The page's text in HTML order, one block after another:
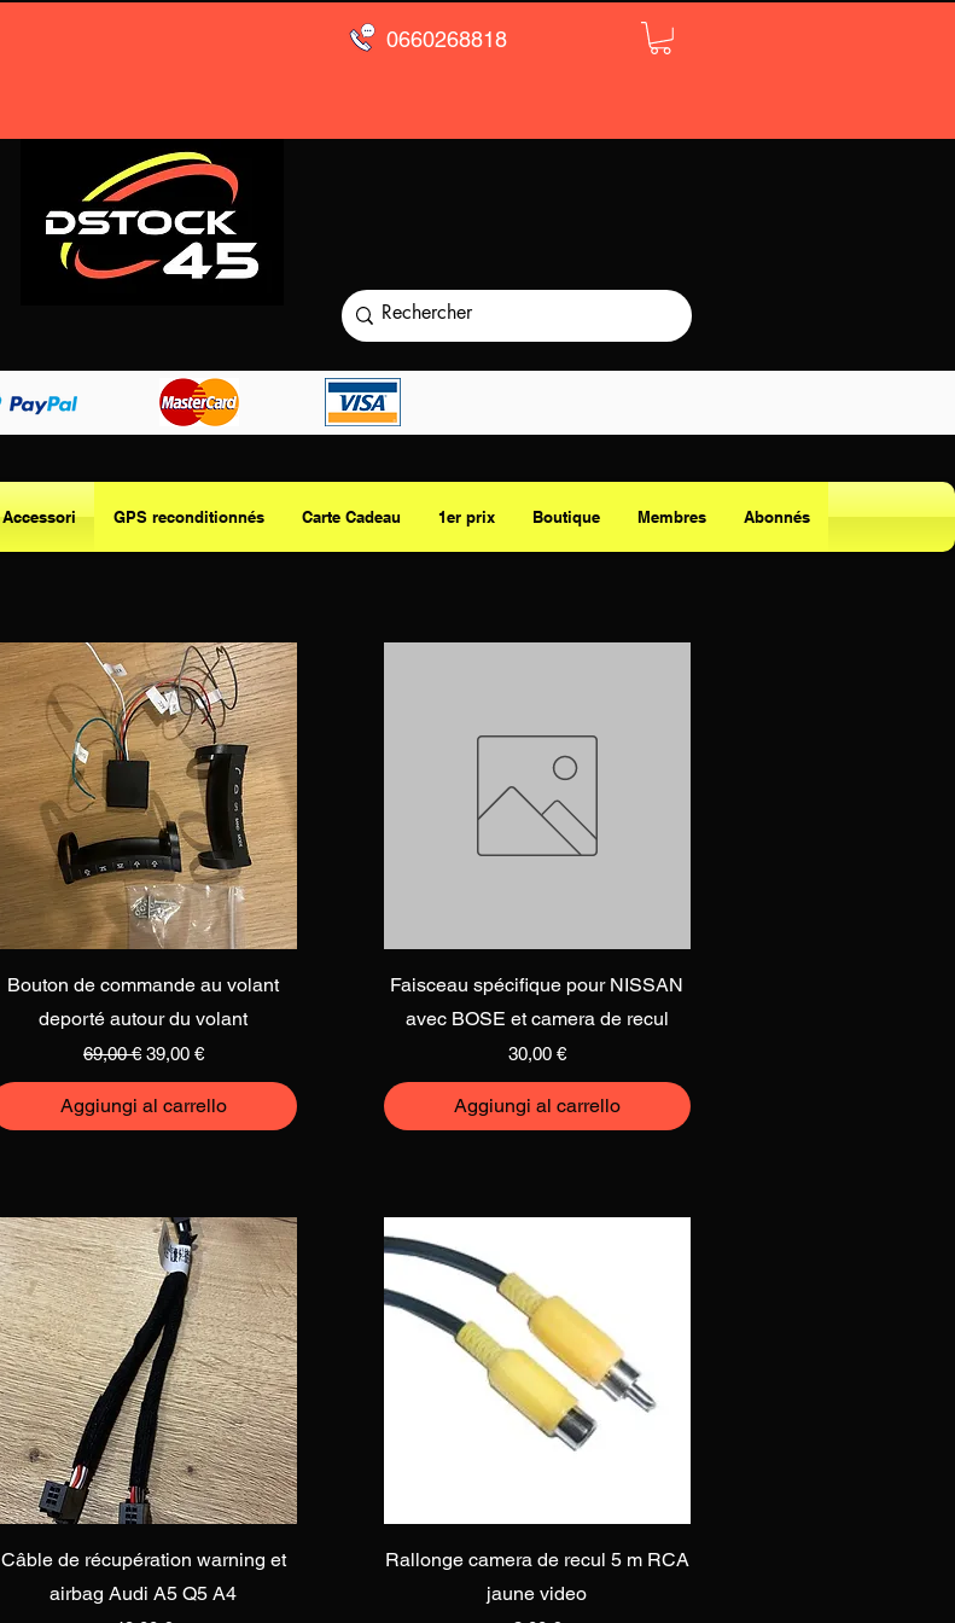
0660268818
Accessori GPS reconditionnés Carte Cadeau 1er prix Boutique Membres Abonnés
Vista rapida
Bouton de commande au volant
deporté autour du volant
Prezzo regolare
69,00 € Prezzo scontato
39,00 €
Aggiungi al carrello
Vista rapida
Faisceau spécifique pour NISSAN
avec BOSE et camera de recul
Prezzo
30,00 €
Aggiungi al carrello
Vista rapida
Câble de récupération warning et
airbag Audi A5 Q5 A4
Vista rapida
Rallonge camera de recul 5 m RCA
jaune video